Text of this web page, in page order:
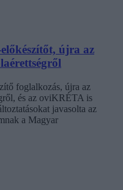
újra az
foglalkozás, újra az
és az oviKRÉTA is
javasolta az
a Magyar